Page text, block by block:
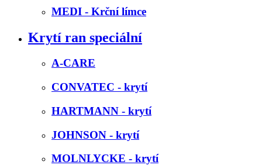
MEDI - Krční límce
Krytí ran speciální
A-CARE
CONVATEC - krytí
HARTMANN - krytí
JOHNSON - krytí
MOLNLYCKE - krytí